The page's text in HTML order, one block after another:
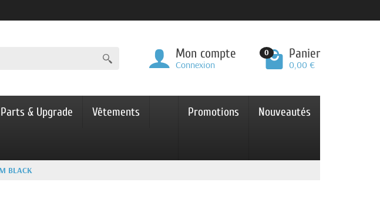
Mon compte
Connexion
0 Panier
0,00 €
Parts & Upgrade Vêtements Promotions Nouveautés
BLACK